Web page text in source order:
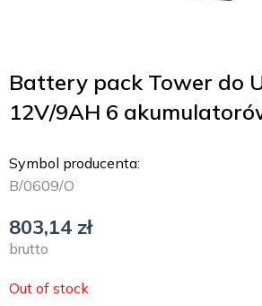
Battery pack Tower do
12V/9AH 6
Symbol producenta:
B/0609/O
803,14 zł
brutto
Out of stock